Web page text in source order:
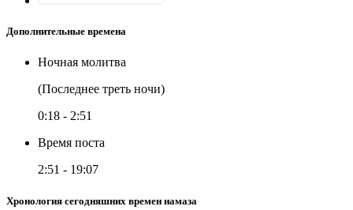
Дополнительные времена
Ночная молитва
(Последнее треть ночи)
0:18 - 2:51
Время поста
2:51 - 19:07
Хронология сегодняшних времен намаза